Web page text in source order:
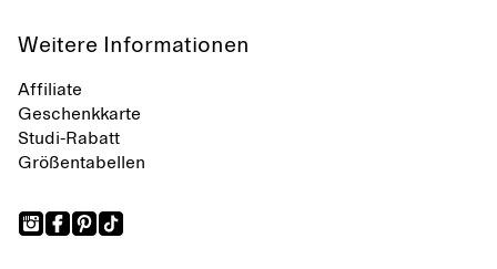
Weitere Informationen
Affiliate
Geschenkkarte
Studi-Rabatt
Größentabellen